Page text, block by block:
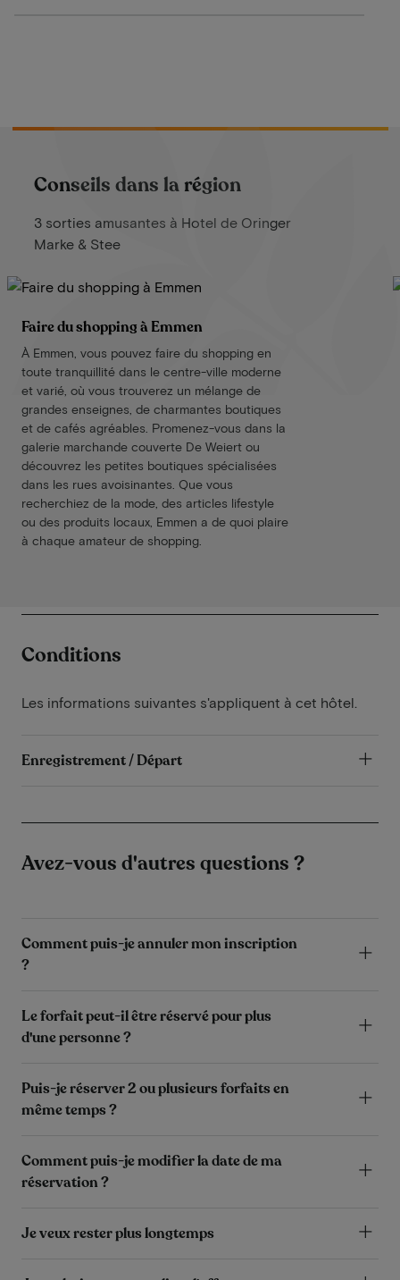
Conseils dans la région
3 sorties amusantes à Hotel de Oringer
Marke & Stee
Faire du shopping à Emmen
À Emmen, vous pouvez faire du shopping en
toute tranquillité dans le centre-ville moderne
et varié, où vous trouverez un mélange de
grandes enseignes, de charmantes boutiques
et de cafés agréables. Promenez-vous dans la
galerie marchande couverte De Weiert ou
découvrez les petites boutiques spécialisées
dans les rues avoisinantes. Que vous
recherchiez de la mode, des articles lifestyle
ou des produits locaux, Emmen a de quoi plaire
à chaque amateur de shopping.
Conditions
Les informations suivantes s'appliquent à cet hôtel.
Enregistrement / Départ
Avez-vous d'autres questions ?
Comment puis-je annuler mon inscription
?
Le forfait peut-il être réservé pour plus
d'une personne ?
Puis-je réserver 2 ou plusieurs forfaits en
même temps ?
Comment puis-je modifier la date de ma
réservation ?
Je veux rester plus longtemps